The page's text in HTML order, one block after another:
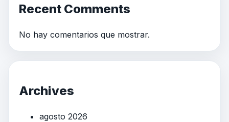
Recent Comments
No hay comentarios que mostrar.
Archives
agosto 2026